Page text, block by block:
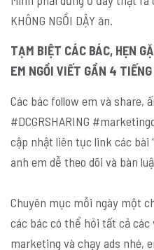
KHÔNG NGỒI DẬY ăn.
TẠM BIỆT CÁC BÁC, HẸN
EM NGỒI VIẾT GẦN 4
Các bác follow em và share,
#DCGRSHARING
cập nhật liên tục link các bài
anh em dễ theo dõi và bàn
Chuyên mục mỗi ngày một
các bác có thể hỏi tất cả các
marketing và chạy ads nhé,